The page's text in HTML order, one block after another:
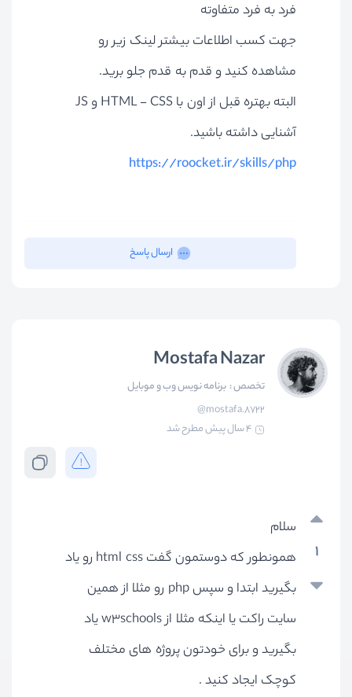
فرد به فرد متفاوته
جهت کسب اطلاعات بیشتر لینک زیر رو
مشاهده کنید و قدم به قدم جلو برید.
البته بهتره قبل از اون با HTML - CSS و JS
آشنایی داشته باشید.
https://roocket.ir/skills/php
ارسال پاسخ
Mostafa Nazar
تخصص : برنامه نویس وب و موبایل
@mostafa.8722
4 سال پیش
مطرح شد
1
سلام
همونطور که دوستمون گفت html css رو یاد
بگیرید ابتدا و سپس php رو مثلا از همین
سایت راکت یا اینکه مثلا از w3schools یاد
بگیرید و برای خودتون پروژه های مختلف
کوچک ایجاد کنید .